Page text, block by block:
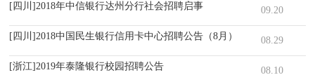
[四川]2018年中信银行达州分行社会招聘启事 09.20
[四川]2018中国民生银行信用卡中心招聘公告（8月） 08.29
[浙江]2019年泰隆银行校园招聘公告 08.10